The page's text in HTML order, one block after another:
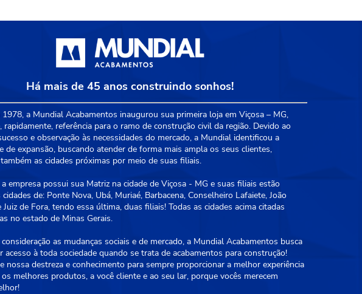
Há mais de 45 anos construindo sonhos!
1978, a Mundial Acabamentos inaugurou sua primeira loja em Viçosa – MG,
referência para o ramo de construção civil da região. Devido ao
e observação às necessidades do mercado, a Mundial identificou a
de expansão, buscando atender de forma mais ampla os seus clientes,
as cidades próximas por meio de suas filiais.
empresa possui sua Matriz na cidade de Viçosa - MG e suas filiais estão
de: Ponte Nova, Ubá, Muriaé, Barbacena, Conselheiro Lafaiete, João
Juiz de Fora, tendo essa última, duas filiais! Todas as cidades acima citadas
no estado de Minas Gerais.
as mudanças sociais e de mercado, a Mundial Acabamentos busca
acesso à toda sociedade quando se trata de acabamentos para construção!
nossa destreza e conhecimento para sempre proporcionar a melhor experiência
melhores produtos, a você cliente e ao seu lar, porque vocês merecem